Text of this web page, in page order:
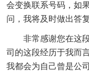
会变换联系号码，如
问，我将及时做出答复
非常感谢您在这
司的这段经历于我而
我都会为自己曾是公